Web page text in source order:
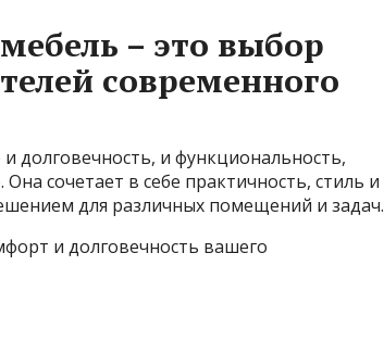
– это выбор
современного
долговечность, и функциональность,
сочетает в себе практичность, стиль и
для различных помещений и задач.
и долговечность вашего